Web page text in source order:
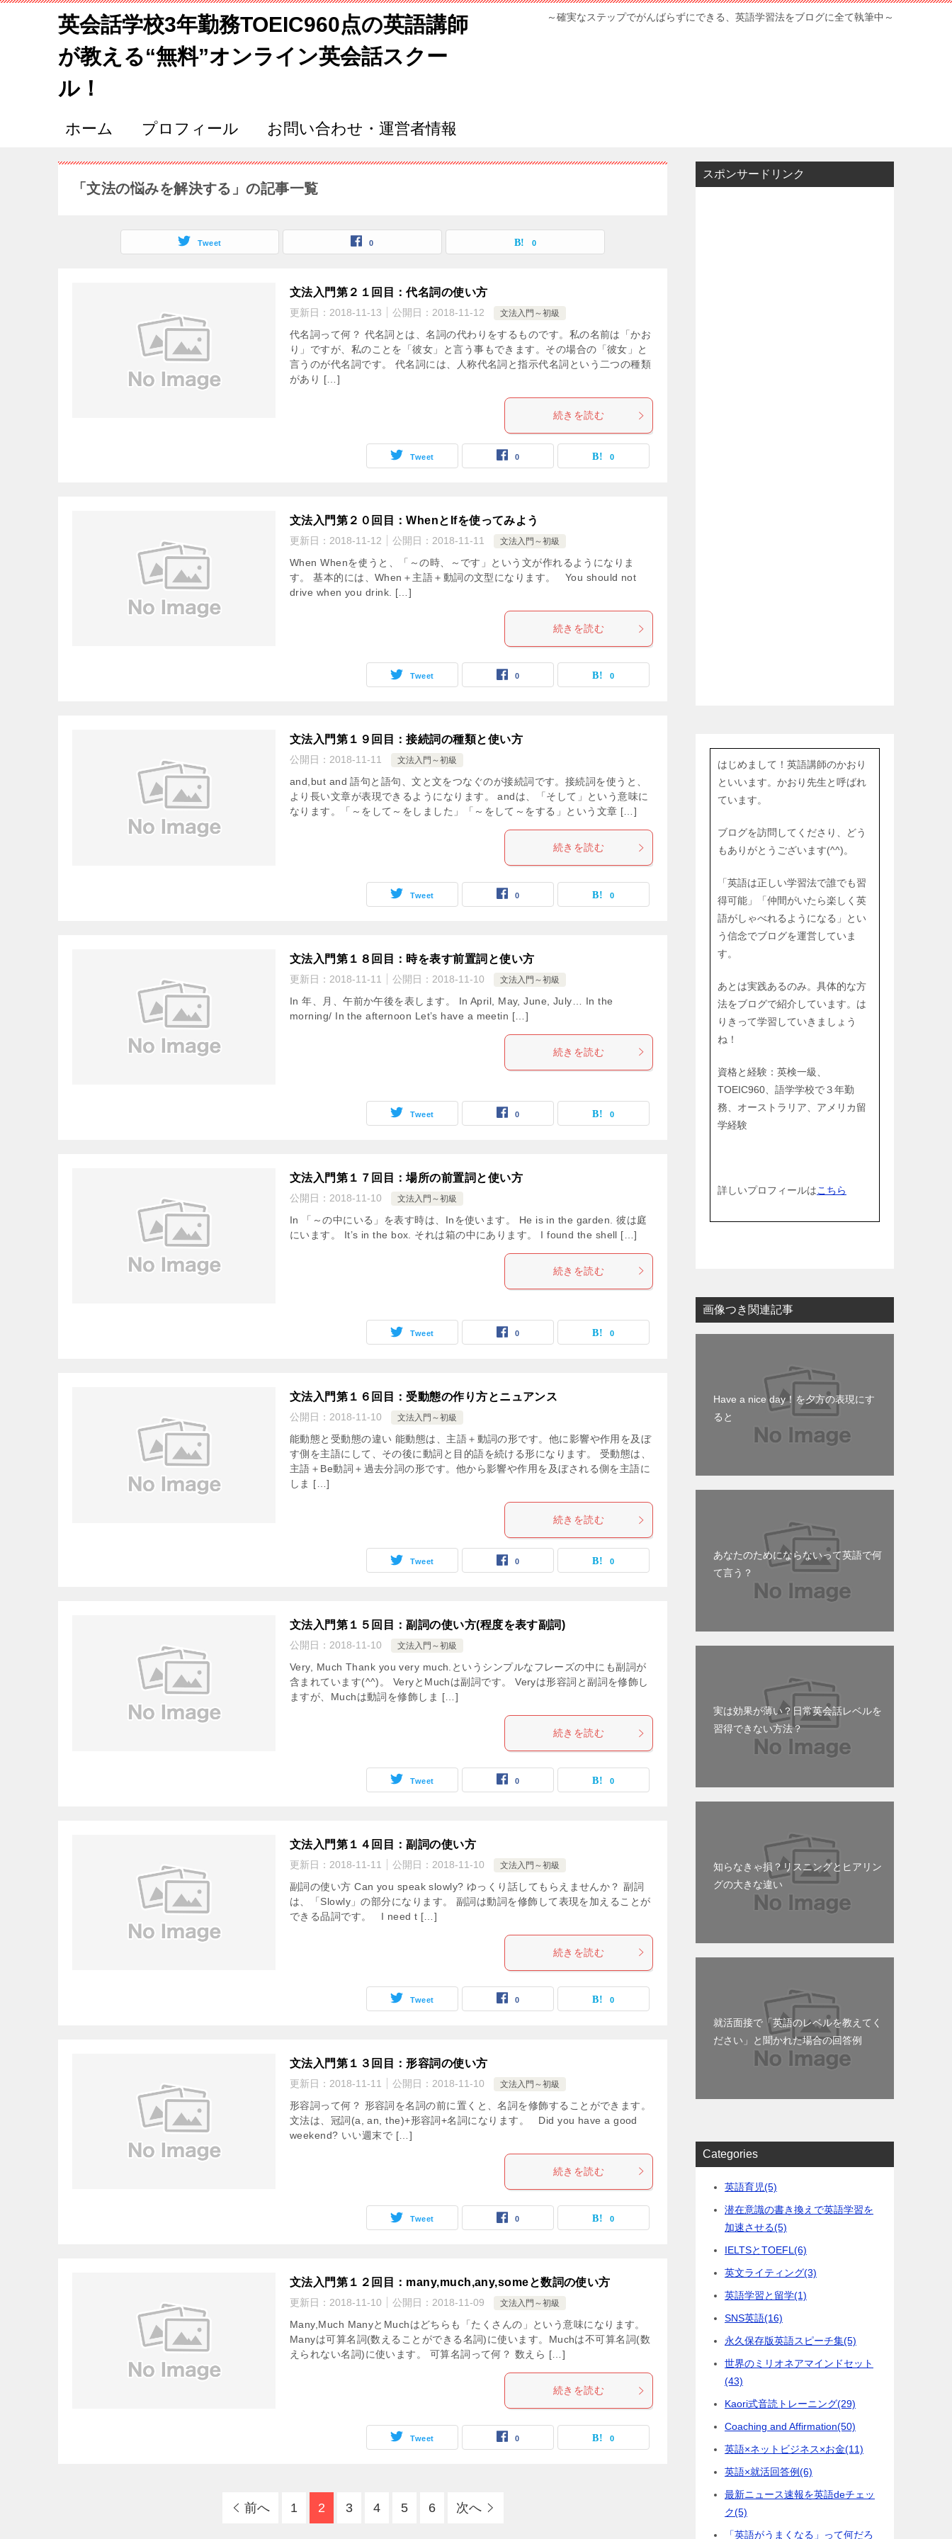
英会話学校3年勤務TOEIC960点の英語講師
が教える“無料”オンライン英会話スクー
ル！
～確実なステップでがんばらずにできる、英語学習法をブログに全て執筆中～
ホーム プロフィール お問い合わせ・運営者情報
「文法の悩みを解決する」の記事一覧
Tweet 0 0
文法入門第２１回目：代名詞の使い方
更新日： 2018-11-13 公開日： 2018-11-12 文法入門～初級
代名詞って何？ 代名詞とは、名詞の代わりをするものです。私の名前は「かお
り」ですが、私のことを「彼女」と言う事もできます。その場合の「彼女」と
言うのが代名詞です。 代名詞には、人称代名詞と指示代名詞という二つの種類
があり […]
続きを読む
Tweet 0 0
文法入門第２０回目：WhenとIfを使ってみよう
更新日： 2018-11-12 公開日： 2018-11-11 文法入門～初級
When Whenを使うと、「～の時、～です」という文が作れるようになりま
す。 基本的には、When＋主語＋動詞の文型になります。 You should not
drive when you drink. […]
続きを読む
Tweet 0 0
文法入門第１９回目：接続詞の種類と使い方
公開日： 2018-11-11 文法入門～初級
and,but and 語句と語句、文と文をつなぐのが接続詞です。接続詞を使うと、
より長い文章が表現できるようになります。 andは、「そして」という意味に
なります。「～をして～をしました」「～をして～をする」という文章 […]
続きを読む
Tweet 0 0
文法入門第１８回目：時を表す前置詞と使い方
更新日： 2018-11-11 公開日： 2018-11-10 文法入門～初級
In 年、月、午前か午後を表します。 In April, May, June, July… In the
morning/ In the afternoon Let’s have a meetin […]
続きを読む
Tweet 0 0
文法入門第１７回目：場所の前置詞と使い方
公開日： 2018-11-10 文法入門～初級
In 「～の中にいる」を表す時は、Inを使います。 He is in the garden. 彼は庭
にいます。 It’s in the box. それは箱の中にあります。 I found the shell […]
続きを読む
Tweet 0 0
文法入門第１６回目：受動態の作り方とニュアンス
公開日： 2018-11-10 文法入門～初級
能動態と受動態の違い 能動態は、主語＋動詞の形です。他に影響や作用を及ぼ
す側を主語にして、その後に動詞と目的語を続ける形になります。 受動態は、
主語＋Be動詞＋過去分詞の形です。他から影響や作用を及ぼされる側を主語に
しま […]
続きを読む
Tweet 0 0
文法入門第１５回目：副詞の使い方(程度を表す副詞)
公開日： 2018-11-10 文法入門～初級
Very, Much Thank you very much.というシンプルなフレーズの中にも副詞が
含まれています(^^)。 VeryとMuchは副詞です。 Veryは形容詞と副詞を修飾し
ますが、Muchは動詞を修飾しま […]
続きを読む
Tweet 0 0
文法入門第１４回目：副詞の使い方
更新日： 2018-11-11 公開日： 2018-11-10 文法入門～初級
副詞の使い方 Can you speak slowly? ゆっくり話してもらえませんか？ 副詞
は、「Slowly」の部分になります。 副詞は動詞を修飾して表現を加えることが
できる品詞です。 I need t […]
続きを読む
Tweet 0 0
文法入門第１３回目：形容詞の使い方
更新日： 2018-11-11 公開日： 2018-11-10 文法入門～初級
形容詞って何？ 形容詞を名詞の前に置くと、名詞を修飾することができます。
文法は、冠詞(a, an, the)+形容詞+名詞になります。 Did you have a good
weekend? いい週末で […]
続きを読む
Tweet 0 0
文法入門第１２回目：many,much,any,someと数詞の使い方
更新日： 2018-11-10 公開日： 2018-11-09 文法入門～初級
Many,Much ManyとMuchはどちらも「たくさんの」という意味になります。
Manyは可算名詞(数えることができる名詞)に使います。Muchは不可算名詞(数
えられない名詞)に使います。 可算名詞って何？ 数えら […]
続きを読む
Tweet 0 0
前へ 1 2 3 4 5 6 次へ
スポンサードリンク
はじめまして！英語講師のかおり
といいます。かおり先生と呼ばれ
ています。
ブログを訪問してくださり、どう
もありがとうございます(^^)。
「英語は正しい学習法で誰でも習
得可能」「仲間がいたら楽しく英
語がしゃべれるようになる」とい
う信念でブログを運営していま
す。
あとは実践あるのみ。具体的な方
法をブログで紹介しています。は
りきって学習していきましょう
ね！
資格と経験：英検一級、
TOEIC960、語学学校で３年勤
務、オーストラリア、アメリカ留
学経験
詳しいプロフィールはこちら
画像つき関連記事
Have a nice day！を夕方の表現にす
ると
あなたのためにならないって英語で何
て言う？
実は効果が薄い？日常英会話レベルを
習得できない方法？
知らなきゃ損？リスニングとヒアリン
グの大きな違い
就活面接で「英語のレベルを教えてく
ださい」と聞かれた場合の回答例
Categories
英語育児(5)
潜在意識の書き換えで英語学習を
加速させる(5)
IELTSとTOEFL (6)
英文ライティング(3)
英語学習と留学(1)
SNS英語(16)
永久保存版英語スピーチ集(5)
世界のミリオネアマインドセット
(43)
Kaori式音読トレーニング(29)
Coaching and Affirmation(50)
英語×ネットビジネス×お金(11)
英語×就活回答例(6)
最新ニュース速報を英語deチェッ
ク(5)
「英語がうまくなる」って何だろ